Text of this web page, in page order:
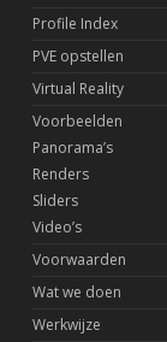
Profile Index
PVE opstellen
Virtual Reality
Voorbeelden
Panorama’s
Renders
Sliders
Video’s
Voorwaarden
Wat we doen
Werkwijze